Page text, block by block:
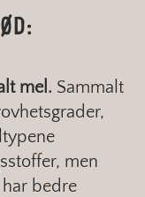
mel. Sammalt
men
bedre